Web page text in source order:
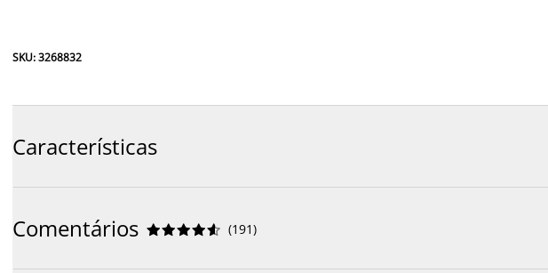
SKU: 3268832
Características
Comentários 




 (191)